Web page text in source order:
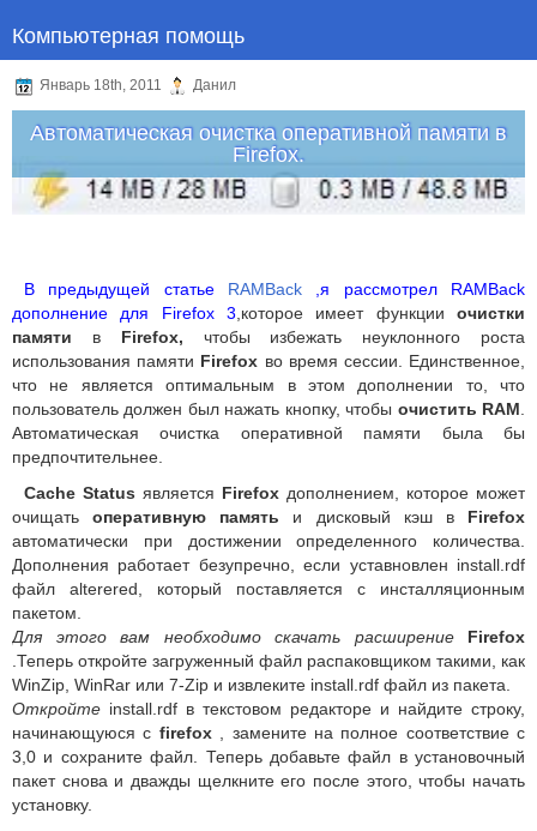
Компьютерная помощь
Январь 18th, 2011 Данил
Автоматическая очистка оперативной памяти в
Firefox.
В предыдущей статье RAMBack
,я рассмотрел RAMBack
дополнение для Firefox 3 ,которое имеет функции очистки
памяти в Firefox, чтобы избежать неуклонного роста
использования памяти Firefox во время сессии. Единственное,
что не является оптимальным в этом дополнении то, что
пользователь должен был нажать кнопку, чтобы очистить RAM
Автоматическая очистка оперативной памяти была бы
предпочтительнее.
Cache Status является Firefox дополнением, которое может
очищатьоперативную память и дисковый кэш в Firefox
автоматически при достижении определенного количества.
Дополнения работает безупречно, если уставновлен install.rdf
файл alterered, который поставляется с инсталляционным
пакетом.
Для этого вам необходимо скачать расширение Firefox
.Теперь откройте загруженный файл распаковщиком такими, как
WinZip, WinRar или 7-Zip и извлеките install.rdf файл из пакета.
Откройте install.rdf в текстовом редакторе и найдите строку,
начинающуюся с firefox, замените на полное соответствие с
3,0 и сохраните файл. Теперь добавьте файл в установочный
пакет снова и дважды щелкните его после этого, чтобы начать
установку.